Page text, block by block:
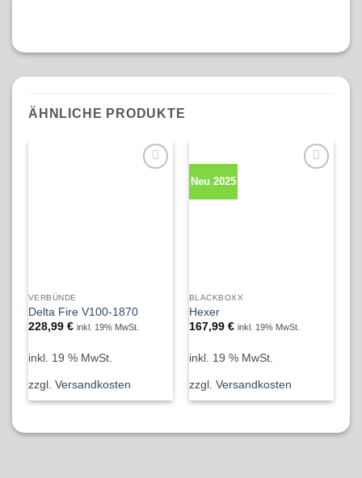
ÄHNLICHE PRODUKTE
VERBÜNDE
Delta Fire V100-1870
228,99 € inkl. 19% MwSt.
inkl. 19 % MwSt.
zzgl. Versandkosten
Neu 2025
BLACKBOXX
Hexer
167,99 € inkl. 19% MwSt.
inkl. 19 % MwSt.
zzgl. Versandkosten